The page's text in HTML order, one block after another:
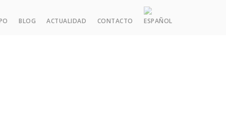
BLOG ACTUALIDAD CONTACTO